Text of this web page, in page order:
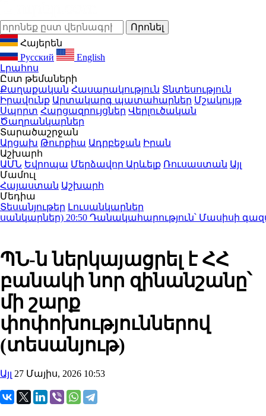
Հայերեն
Русский
English
Լրահոս
Ըստ թեմաների
Քաղաքական Հասարակություն Տնտեսություն
Իրավունք Արտակարգ պատահարներ Մշակույթ
Սպորտ Հարցազրույցներ Վերլուծական
Ծաղրանկարներ
Տարածաշրջան
Արցախ Թուրքիա Ադրբեջան Իրան
Աշխարհ
ԱՄՆ Եվրոպա Մերձավոր Արևելք Ռուսաստան Այլ
Մամուլ
Հայաստան Աշխարհ
Մեդիա
Տեսանյութեր Լուսանկարներ
20:50Դանակահարություն՝ Մասիսի
ՊՆ-ն ներկայացրել է ՀՀ
բանակի նոր զինանշանը՝
մի շարք
փոփոխություններով
(տեսանյութ)
Այլ 27 Մայիս, 2026 10:53